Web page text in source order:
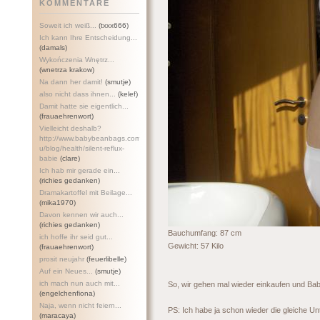
KOMMENTARE
Soweit ich weiß...
(txxx666)
Ich kann Ihre Entscheidung...
(damals)
Wykończenia Wnętrz...
(wnetrza krakow)
Na dann her damit! (smutje)
also nicht dass ihnen...
(kelef)
Damit hatte sie eigentlich...
(frauaehrenwort)
Vielleicht deshalb?
http://www.babybeanbags.com.a
u/blog/health/silent-reflux-
babie (clare)
Ich hab mir gerade ein...
(richies gedanken)
Dramakartoffel mit Beilage...
(mika1970)
Davon kennen wir auch...
(richies gedanken)
ich hoffe ihr seid gut...
(frauaehrenwort)
prosit neujahr (feuerlibelle)
Auf ein Neues...
(smutje)
ich mach nun auch mit...
(engelchenfiona)
Naja, wenn nicht feiern...
(maracaya)
Bauchumfang: 87 cm
Gewicht: 57 Kilo
So, wir gehen mal wieder einkaufen und
PS: Ich habe ja schon wieder die gleiche